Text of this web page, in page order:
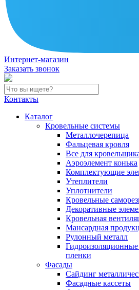
Интернет-магазин
Заказать звонок
Контакты
Каталог
Кровельные системы
Металлочерепица
Фальцевая кровля
Все для
Аэроэлемент конька
Комплектующие
Утеплители
Уплотнители
Кровельные
Декоративные
Кровельная
Мансардная
Рулонный металл
пленки
Фасады
Сайдинг
Фасадные кассеты